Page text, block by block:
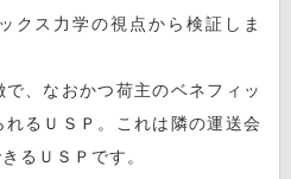
クス力学の視点から検証しま
、なおかつ荷主のベネフィッ
れるＵＳＰ。これは隣の運送会
るＵＳＰです。